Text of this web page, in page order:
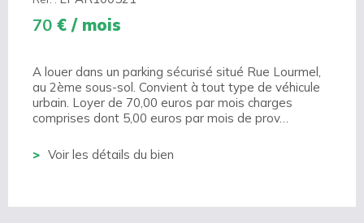
70 € / mois
A louer dans un parking sécurisé situé Rue Lourmel,
au 2ème sous-sol. Convient à tout type de véhicule
urbain. Loyer de 70,00 euros par mois charges
comprises dont 5,00 euros par mois de prov…
Voir les détails du bien